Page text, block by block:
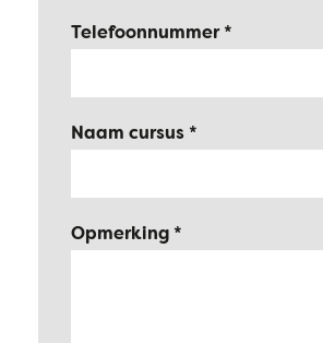
Telefoonnummer
Naam cursus
Opmerking